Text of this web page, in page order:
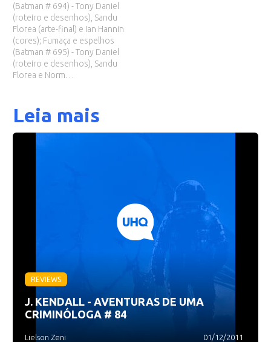
(Batman # 694) - Tony Daniel
(roteiro e desenhos), Sandu
Florea (arte-final) e Ian Hannin
(cores); Fumaça e espelhos
(Batman # 695) - Tony Daniel
(roteiro e desenhos), Sandu
Florea e Norm…
Leia mais
REVIEWS
J. KENDALL - AVENTURAS DE UMA
CRIMINÓLOGA # 84
Lielson Zeni 01/12/2011